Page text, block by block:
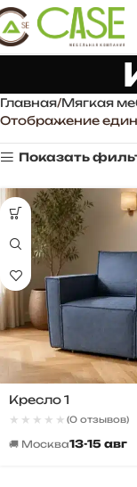
Главная Мягкая
Отображение
Показать
Кресло 1
★★★★★
★★★★★ (0 отзывов)
🚚 Москва13-15 авг